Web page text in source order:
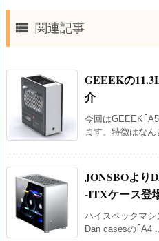
 関連記事
GEEEKの
介
今回はGEEEK｢
ます。特徴はな
JONSBOより
-ITXケース登
ハイスペックマ
Dan casesの｢A4